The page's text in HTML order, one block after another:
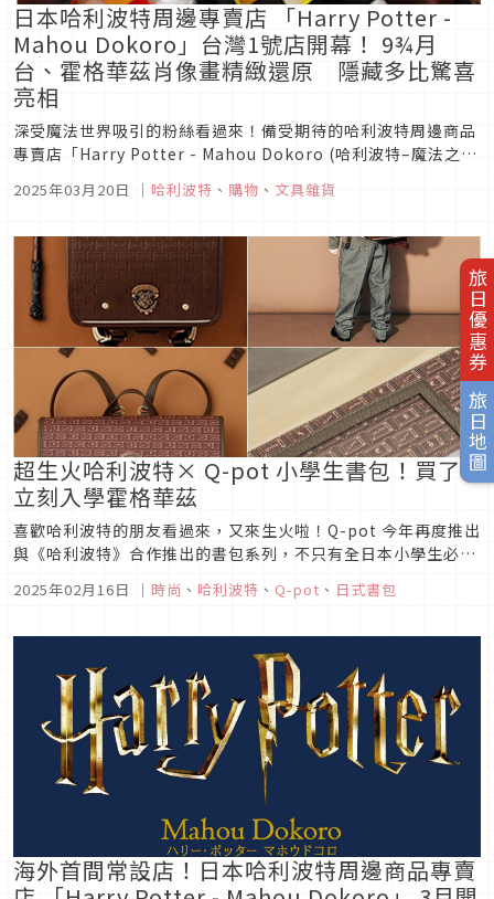
旅日優惠券
旅日地圖
日本哈利波特周邊專賣店 「Harry Potter -
Mahou Dokoro」台灣1號店開幕！ 9¾月
台、霍格華茲肖像畫精緻還原 隱藏多比驚喜
亮相
深受魔法世界吸引的粉絲看過來！備受期待的哈利波特周邊商品
專賣店「Harry Potter - Mahou Dokoro (哈利波特–魔法之
地)」選址於台北Mitsui Shopping Park LaLaport 南港 1F，
配合商場3月20日盛大開幕。來自日本的「Harry Potter -
2025年03月20日 ｜ 哈利波特 、 購物 、 文具雜貨
超生火哈利波特× Q-pot 小學生書包！買了
立刻入學霍格華茲
喜歡哈利波特的朋友看過來，又來生火啦！Q-pot 今年再度推出
與《哈利波特》合作推出的書包系列，不只有全日本小學生必備
本製的高規格與品質，粉絲們能忍住不買單嗎？
2025年02月16日 ｜ 時尚 、 哈利波特 、 Q-pot 、 日式書包
海外首間常設店！日本哈利波特周邊商品專賣